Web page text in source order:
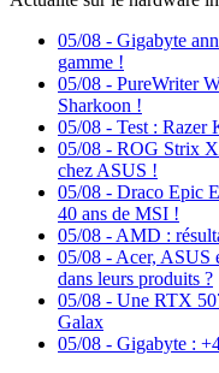
05/08 - Gigabyte
gamme !
05/08 - PureWriter
Sharkoon !
05/08 - Test : Razer
05/08 - ROG Strix
chez ASUS !
05/08 - Draco Epic
40 ans de MSI !
05/08 - AMD :
05/08 - Acer, ASUS
dans leurs produits ?
05/08 - Une RTX
Galax
05/08 - Gigabyte :